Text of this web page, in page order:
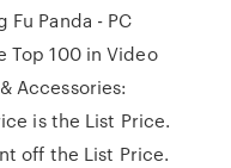
Fu Panda - PC
Top 100 in Video
Accessories:
is the List Price.
off the List Price.